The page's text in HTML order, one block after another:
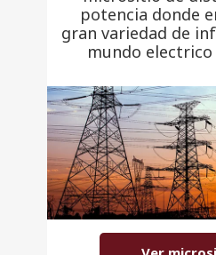
potencia donde
gran variedad de
mundo